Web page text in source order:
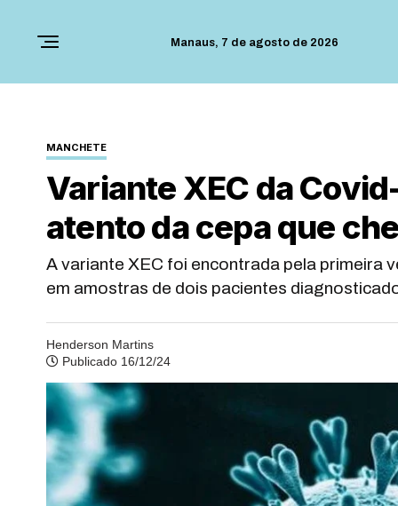
Manaus, 7 de agosto de 2026
MANCHETE
Variante XEC da
atento da cepa que
A variante XEC foi encontrada pela primeira
em amostras de dois pacientes
Henderson Martins
Publicado 16/12/24